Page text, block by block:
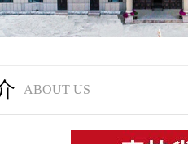
ABOUT US